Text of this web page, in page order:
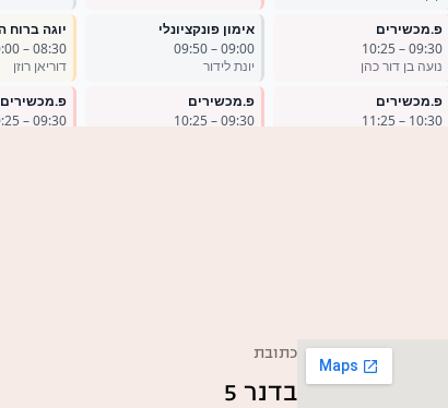
כתובת
בדנר 5